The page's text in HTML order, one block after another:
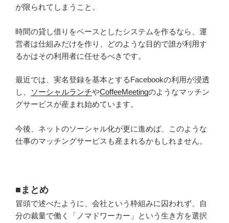
が限られてしまうこと。
時間の貸し借りをベースとしたシステムを作るなら、運
営者は仕組みだけを作り、どのような目的で誰が利用す
るかはその利用者に任せるべきです。
最近では、実名登録を基本とするFacebookの利用が浸透
し、
ソーシャルランチやCoffeeMeetingのようなマッチン
グサービスが産まれ始めています。
今後、ネットのソーシャル化が更に進めば、このような
仕事のマッチングサービスも産まれるかもしれません。
■まとめ
冒頭で述べたように、会社という枠組みに囚われず、自
分の裁量で働く「ノマドワーカー」という生き方を選択